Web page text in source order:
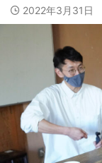
2022年3月31日